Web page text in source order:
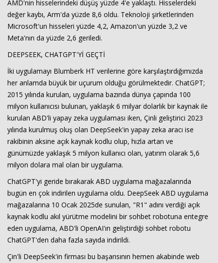
AMD'nin hisselerindeki düşüş yüzde 4'e yaklaştı. Hisselerdeki
değer kaybı, Arm'da yüzde 8,6 oldu. Teknoloji şirketlerinden
Microsoft'un hisseleri yüzde 4,2, Amazon'un yüzde 3,2 ve
Meta'nın da yüzde 2,6 geriledi.
DEEPSEEK, CHATGPT'Yİ GEÇTİ
İki uygulamayı Blumberk HT verilerine göre karşılaştırdığımızda
her anlamda büyük bir uçurum olduğu görülmektedir. ChatGPT;
2015 yılında kurulan, uygulama bazında dünya çapında 100
milyon kullanıcısı bulunan, yaklaşık 6 milyar dolarlık bir kaynak ile
kurulan ABD'li yapay zeka uygulaması iken, Çinli geliştirici 2023
yılında kurulmuş oluş olan DeepSeek'in yapay zeka aracı ise
rakibinin aksine açık kaynak kodlu olup, hızla artan ve
günümüzde yaklaşık 5 milyon kullanıcı olan, yatırım olarak 5,6
milyon dolara mal olan bir uygulama.
ChatGPT'yi geride bırakarak ABD uygulama mağazalarında
bugün en çok indirilen uygulama oldu. DeepSeek ABD uygulama
mağazalarına 10 Ocak 2025de sunulan, "R1" adını verdiği açık
kaynak kodlu akıl yürütme modelini bir sohbet robotuna entegre
eden uygulama, ABD'li OpenAI'ın geliştirdiği sohbet robotu
ChatGPT'den daha fazla sayıda indirildi.
Çin'li DeepSeek'in firması bu başarısının hemen akabinde web